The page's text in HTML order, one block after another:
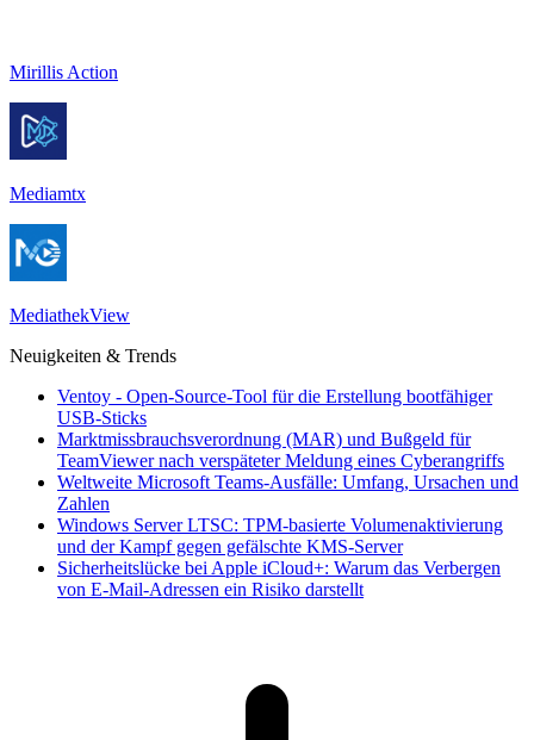
Mirillis Action
Mediamtx
MediathekView
Neuigkeiten & Trends
Ventoy - Open-Source-Tool für die Erstellung bootfähiger
USB-Sticks
Marktmissbrauchsverordnung (MAR) und Bußgeld für
TeamViewer nach verspäteter Meldung eines Cyberangriffs
Weltweite Microsoft Teams-Ausfälle: Umfang, Ursachen und
Zahlen
Windows Server LTSC: TPM-basierte Volumenaktivierung
und der Kampf gegen gefälschte KMS-Server
Sicherheitslücke bei Apple iCloud+: Warum das Verbergen
von E-Mail-Adressen ein Risiko darstellt